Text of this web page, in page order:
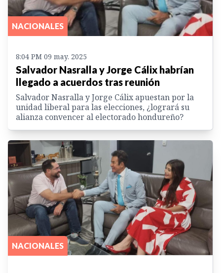
NACIONALES
8:04 PM 09 may. 2025
Salvador Nasralla y Jorge Cálix habrían
llegado a acuerdos tras reunión
Salvador Nasralla y Jorge Cálix apuestan por la
unidad liberal para las elecciones, ¿logrará su
alianza convencer al electorado hondureño?
NACIONALES